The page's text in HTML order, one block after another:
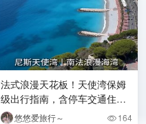
法式浪漫天花板！天使湾保姆
级出行指南，含停车交通住宿
干货悠悠爱旅行～  164